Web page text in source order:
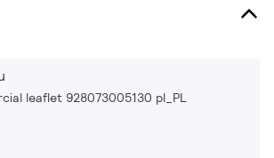
leaflet 928073005130 pl_PL